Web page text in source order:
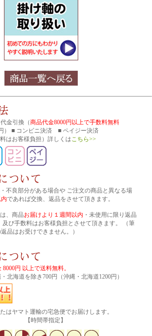
金引換（商品代金8000円以上で手数料無料
） ■ コンビニ決済 ■ ペイジー決済
料はお客様負担）詳しくは こちら>>
不良部分がある場合や ご注文の商品と異なる場
であれば交換、返品をさせて頂きます。
、商品お届けより１週間以内 ・未使用に限り返品
及び手数料はお客様負担とさせて頂きます。 （筆
品はお受けできません。）
8000円 以上で送料無料。
北海道を除き700円（沖縄・北海道1200円）
はヤマト運輸の宅急便でお届けします。
指定】